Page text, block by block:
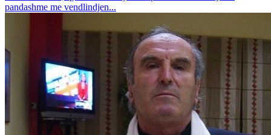
pandashme me vendlindjen...